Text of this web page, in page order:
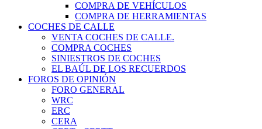
COMPRA DE VEHÍCULOS
COMPRA DE HERRAMIENTAS
COCHES DE CALLE
VENTA COCHES DE CALLE.
COMPRA COCHES
SINIESTROS DE COCHES
EL BAÚL DE LOS RECUERDOS
FOROS DE OPINIÓN
FORO GENERAL
WRC
ERC
CERA